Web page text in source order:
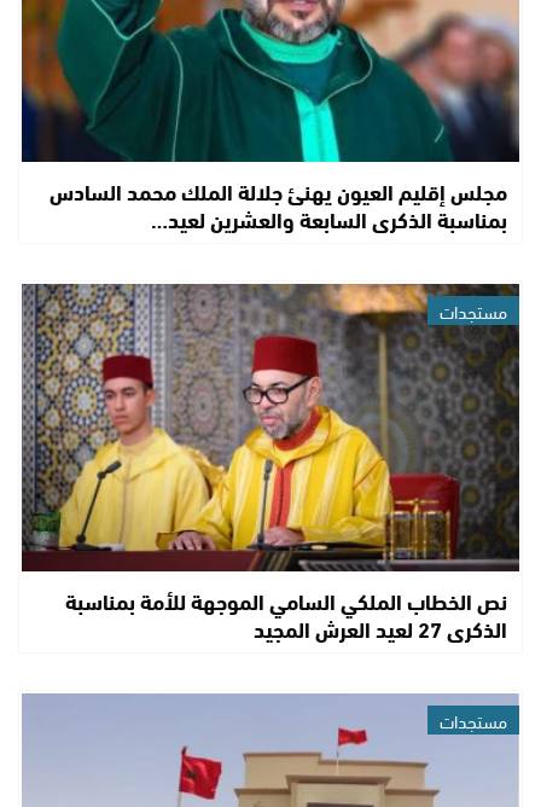
مجلس إقليم العيون يهنئ جلالة الملك محمد السادس
بمناسبة الذكرى السابعة والعشرين لعيد…
مستجدات
نص الخطاب الملكي السامي الموجهة للأمة بمناسبة
الذكرى 27 لعيد العرش المجيد
مستجدات